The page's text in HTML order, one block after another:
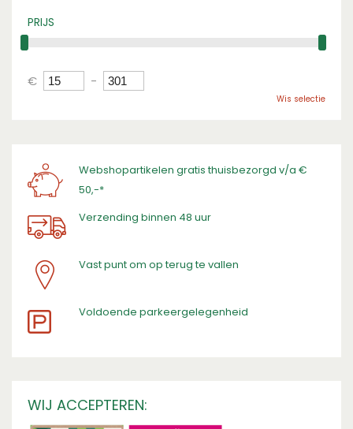
PRIJS
€ -
Wis selectie
Webshopartikelen gratis thuisbezorgd v/a €
50,-*
Verzending binnen 48 uur
Vast punt om op terug te vallen
​Voldoende parkeergelegenheid
WIJ ACCEPTEREN: